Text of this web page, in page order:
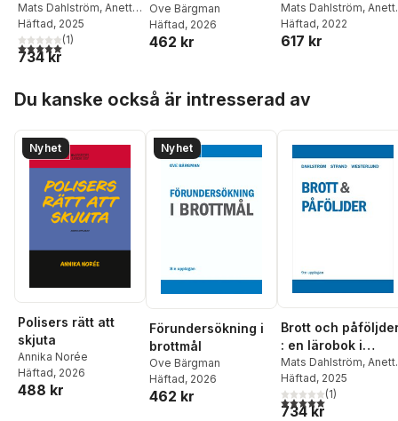
straffrätt om
Brottsbalken
Mats Dahlström, Anette
Strand, Gösta
Westerlund
Häftad, 2025
5,0utav 5 stjärnor. Totalt antal röster:
(1)
734 kr
Ove Bärgman
Häftad, 2026
462 kr
straffrätt om
Brottsbalken
Mats Dahlström,
Strand, Gösta
Westerlund
Häftad, 2022
617 kr
Du kanske också är intresserad av
Nyhet
Polisers rätt att
skjuta
Annika Norée
Häftad, 2026
488 kr
Nyhet
Förundersökning i
brottmål
Ove Bärgman
Häftad, 2026
462 kr
Brott och
: en lärobok i
straffrätt om
Brottsbalken
Mats Dahlström,
Strand, Gösta
Westerlund
Häftad, 2025
5,0utav 5 stjärnor.
(1)
734 kr